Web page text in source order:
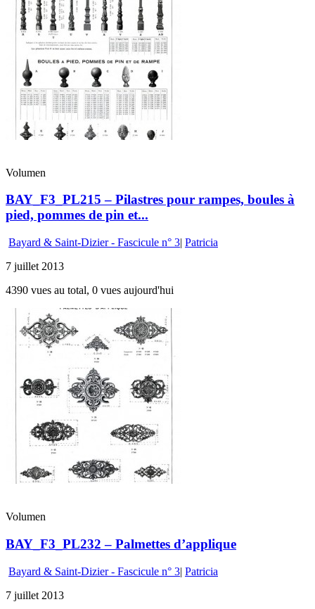
Volumen
BAY_F3_PL215 – Pilastres pour rampes, boules à
pied, pommes de pin et...
Bayard & Saint-Dizier - Fascicule n° 3| Patricia
7 juillet 2013
4390 vues au total, 0 vues aujourd'hui
Volumen
BAY_F3_PL232 – Palmettes d’applique
Bayard & Saint-Dizier - Fascicule n° 3| Patricia
7 juillet 2013